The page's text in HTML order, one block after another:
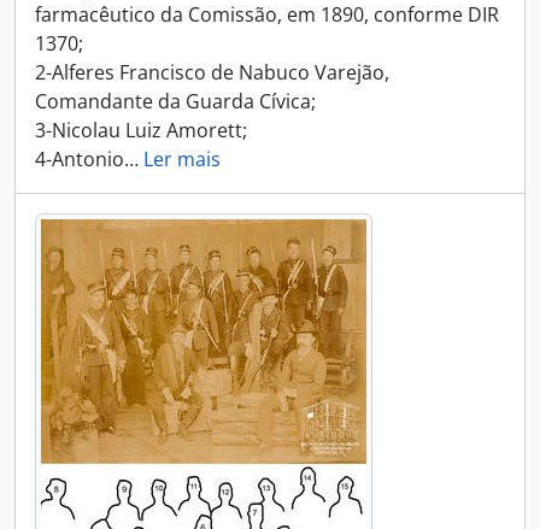
farmacêutico da Comissão, em 1890, conforme DIR
1370;
2-Alferes Francisco de Nabuco Varejão,
Comandante da Guarda Cívica;
3-Nicolau Luiz Amorett;
4-Antonio… Ler mais